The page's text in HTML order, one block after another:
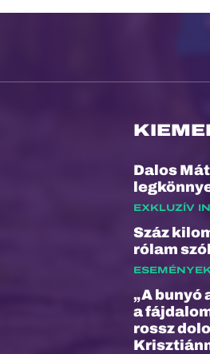
Dalos
EXKLUZÍV
Száz
rólam
„A
a
rossz